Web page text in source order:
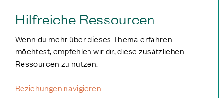
Hilfreiche Ressourcen
Wenn du mehr über dieses Thema erfahren
möchtest, empfehlen wir dir, diese zusätzlichen
Ressourcen zu nutzen.
Beziehungen navigieren